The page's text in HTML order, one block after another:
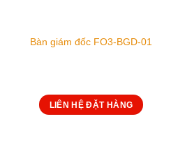
Bàn giám đốc FO3-BGD-01
LIÊN HỆ ĐẶT HÀNG